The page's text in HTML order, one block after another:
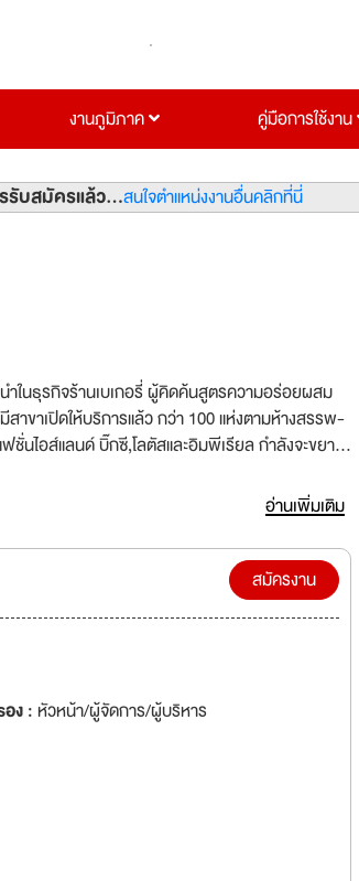
งานภูมิภาค คู่มือการใช้งาน
รับสมัครแล้ว...สนใจตำแหน่งงานอื่นคลิกที่นี่
ำในธุรกิจร้านเบเกอรี่ ผู้คิดค้นสูตรความอร่อยผสม
าขาเปิดให้บริการแล้ว กว่า 100 แห่งตามห้างสรรพ-
ชั่นไอส์แลนด์ บิ๊กซี,โลตัสและอิมพีเรียล กำลังจะขยาย
อ่านเพิ่มเติม
สมัครงาน
ง :หัวหน้า/ผู้จัดการ/ผู้บริหาร